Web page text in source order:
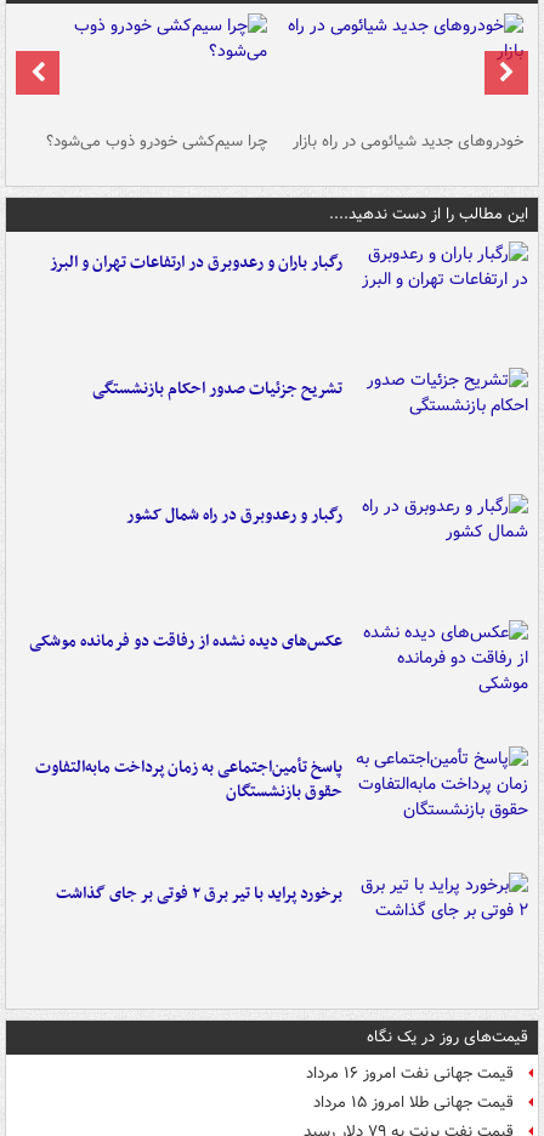
خودروهای جدید شیائومی در راه بازار چرا سیم‌کشی خودرو ذوب می‌شود؟
این مطالب را از دست ندهید....
رگبار باران و رعدوبرق در ارتفاعات تهران و البرز
تشریح جزئیات صدور احکام بازنشستگی
رگبار و رعدوبرق در راه شمال کشور
عکس‌های دیده نشده از رفاقت دو فرمانده‌ موشکی
پاسخ تأمین‌اجتماعی به زمان پرداخت مابه‌التفاوت
حقوق بازنشستگان
برخورد پراید با تیر برق ۲ فوتی بر جای گذاشت
قیمت‌های روز در یک نگاه
قیمت جهانی نفت امروز ۱۶ مرداد
قیمت جهانی طلا امروز ۱۵ مرداد